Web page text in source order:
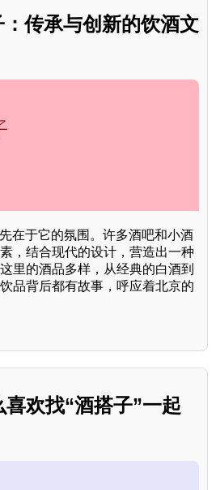
传承与创新的饮酒文
在于它的氛围。许多酒吧和小酒
，结合现代的设计，营造出一种
里的酒品多样，从经典的白酒到
品背后都有故事，呼应着北京的
欢找“酒搭子”一起